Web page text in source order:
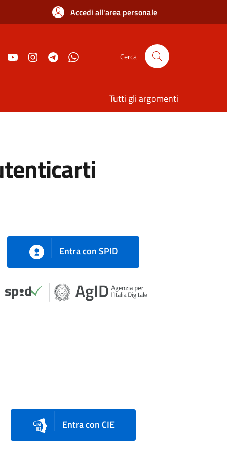
Accedi all'area personale
Cerca
Tutti gli argomenti
Entra con SPID
Entra con CIE